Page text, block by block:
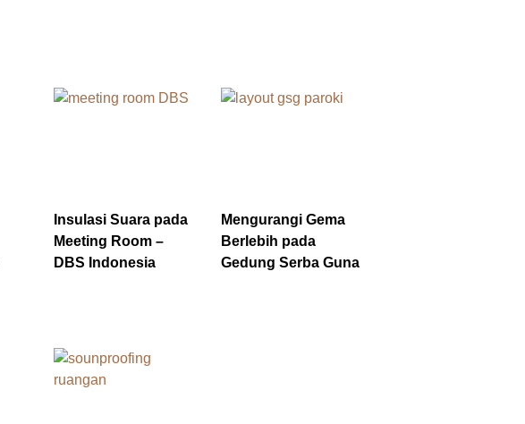
Insulasi Suara pada
Meeting Room –
DBS Indonesia
Mengurangi Gema
Berlebih pada
Gedung Serba Guna